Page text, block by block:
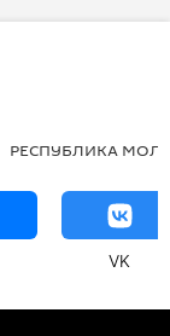
РЕСПУБЛИКА
VK